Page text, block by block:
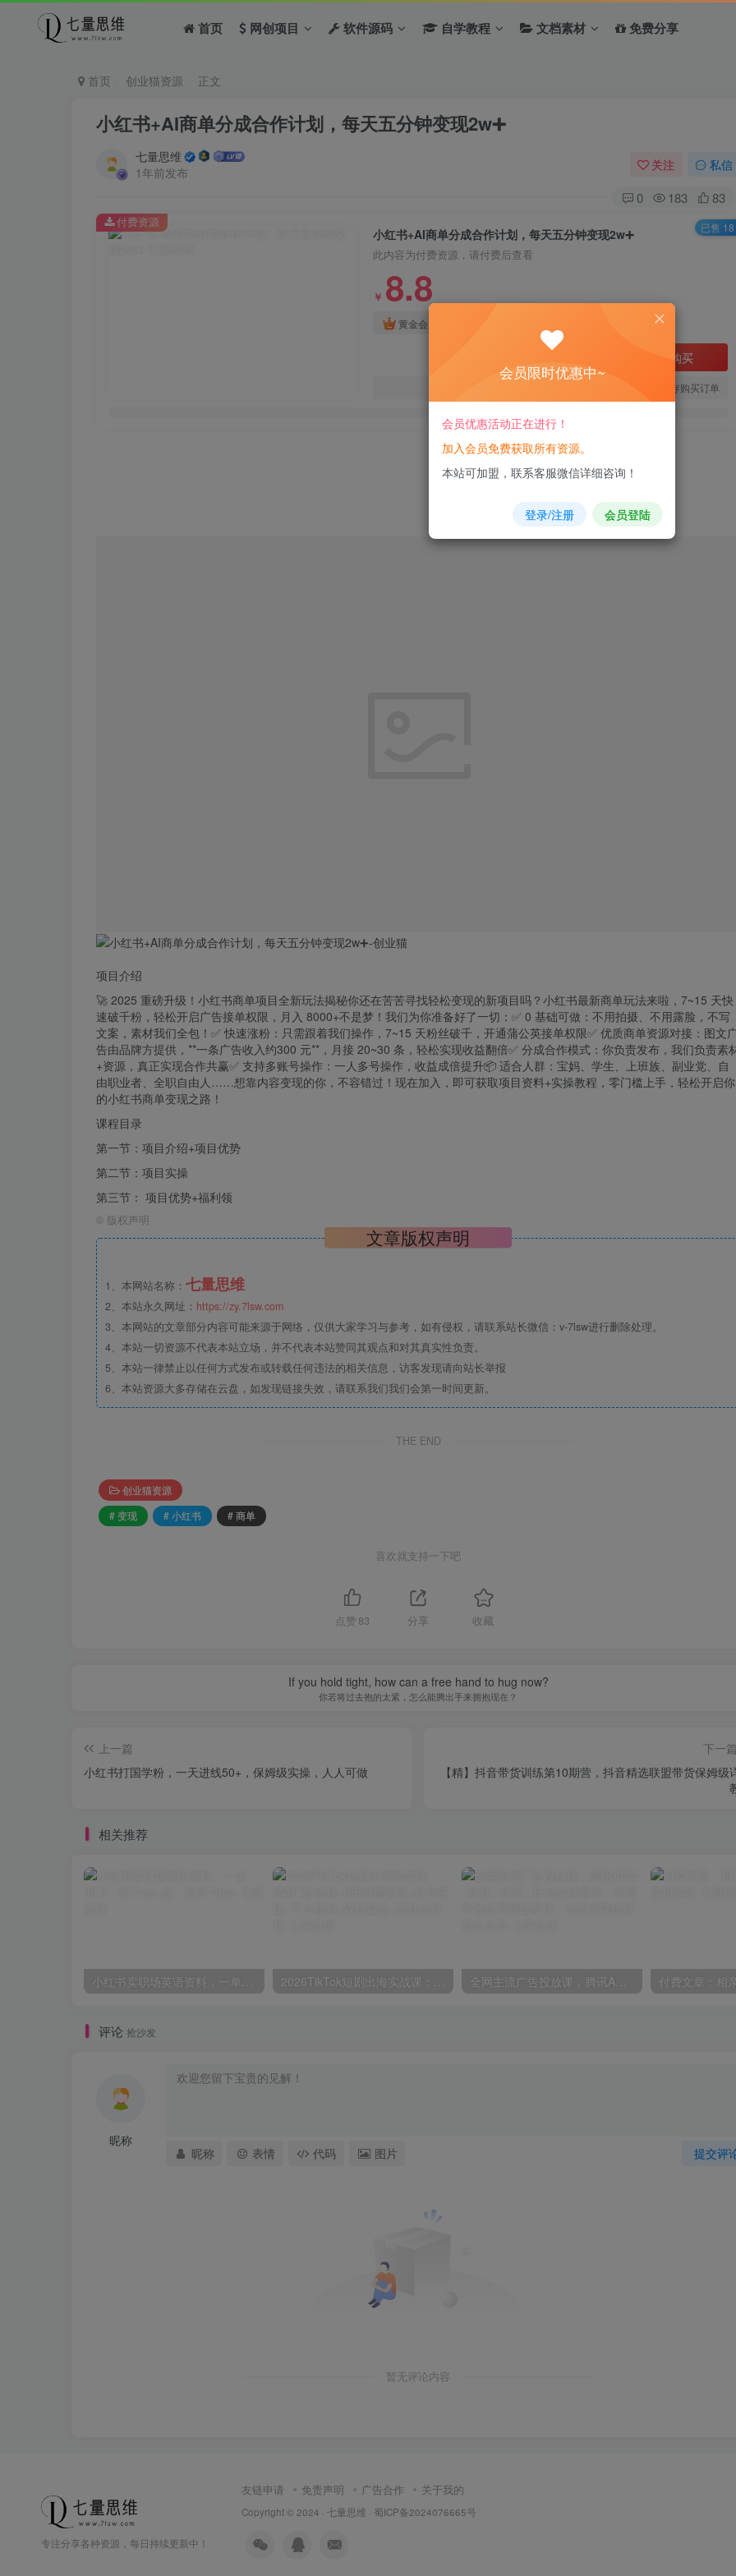
首页 网创项目 软件源码 自学教程 文档素材 免费分享
首页 创业猫资源 正文
小红书+AI商单分成合作计划，每天五分钟变现2w➕
七量思维
1年前发布
关注 私信
0 183 83
小红书+AI商单分成合作计划，每天五分钟变现2w➕
此内容为付费资源，请付费后查看
￥ 8.8
黄金会员
立即购买
您当前未登录！建议登陆后购买，可保存购买订单
付费资源 已售 18
项目介绍
🚀 2025 重磅升级！ 小红书商单项目全新玩法揭秘你还在苦苦寻找轻松变现的新项目吗？小红书最新商单玩法来啦，7~15 天快
速破千粉，轻松开启广告接单权限，月入 8000+不是梦！我们为你准备好了一切：✅ 0 基础可做：不用拍摄、不用露脸，不写
文案，素材我们全包！✅ 快速涨粉：只需跟着我们操作，7~15 天粉丝破千，开通蒲公英接单权限✅ 优质商单资源对接：图文
告由品牌方提供，**一条广告收入约300 元**，月接 20~30 条，轻松实现收益翻倍✅ 分成合作模式：你负责发布，我们负责素
+资源，真正实现合作共赢✅ 支持多账号操作：一人多号操作，收益成倍提升📦 适合人群：宝妈、学生、上班族、副业党、自
由职业者、全职自由人……想靠内容变现的你，不容错过！现在加入，即可获取项目资料+实操教程，零门槛上手，轻松开启你
的小红书商单变现之路！
课程目录
第一节：项目介绍+项目优势
第二节：项目实操
第三节： 项目优势+福利领
© 版权声明
文章版权声明
1、本网站名称： 七量思维
2、本站永久网址： https://zy.7lsw.com
3、本网站的文章部分内容可能来源于网络，仅供大家学习与参考，如有侵权，请联系站长微信：v-7lsw进行删除处理。
4、本站一切资源不代表本站立场，并不代表本站赞同其观点和对其真实性负责。
5、本站一律禁止以任何方式发布或转载任何违法的相关信息，访客发现请向站长举报
6、本站资源大多存储在云盘，如发现链接失效，请联系我们我们会第一时间更新。
THE END
创业猫资源
# 变现
# 小红书 # 商单
喜欢就支持一下吧
点赞 83 分享 收藏
If you hold tight, how can a free hand to hug now?
你若将过去抱的太紧，怎么能腾出手来拥抱现在？
上一篇
小红书打国学粉，一天进线50+，保姆级实操，人人可做
下一篇
【精】抖音带货训练第10期营，抖音精选联盟带货保姆级
相关推荐
小红书卖职场英语资料，一单39.8，卖了2w+份，到手79w+ 2026TikTok短剧出海实战课：IAA广告分账×IAP付费变现×账号搭建×平台规则×双轨爆发×回款全流程 全网主流广告投放课，腾讯ADQ / 抖音 / 快手 / B 站实操教学，手把手教投手赚钱变现，全套变现拆解稳定出单
评论 抢沙发
昵称
提交评
昵称 表情 代码 图片
暂无评论内容
专注分享各种资源，每日持续更新中！
友链申请 免责声明 广告合作 关于我的
Copyright © 2024 · 七量思维 · 蜀ICP备2024076665号
会员限时优惠中~
会员优惠活动正在进行！
加入会员免费获取所有资源。
本站可加盟，联系客服微信详细咨询！
登录/注册 会员登陆